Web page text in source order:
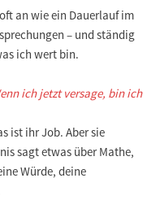
an wie ein Dauerlauf im
– und ständig
ich wert bin.
ich jetzt versage, bin ich
ist ihr Job. Aber sie
sagt etwas über Mathe,
Würde, deine